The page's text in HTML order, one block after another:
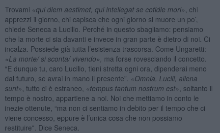
Trovami «qui diem aestimet, qui intellegat se cotidie mori» , chi
apprezzi il giorno, chi capisca che ogni giorno si muore un po’,
chiede Seneca a Lucilio. Perché in questo sbagliamo: pensiamo
che la morte ci sia davanti e invece in gran parte è dietro di noi. Ci
incalza. Possiede già tutta l’esistenza trascorsa. Come Ungaretti:
«La morte/ si sconta/ vivendo», ma forse rovesciando il concetto.
“E dunque tu, caro Lucilio, tieni stretta ogni ora, dipenderai meno
dal futuro, se avrai in mano il presente”. «Omnia, Lucili, aliena
sunt» , tutto ci è estraneo, «tempus tantum nostrum est» , soltanto il
tempo è nostro, appartiene a noi. Noi che mettiamo in conto le
inezie ottenute, “ma non ci sentiamo in debito per il tempo che ci
viene concesso, eppure è l’unica cosa che non possiamo
restituire”. Dice Seneca.